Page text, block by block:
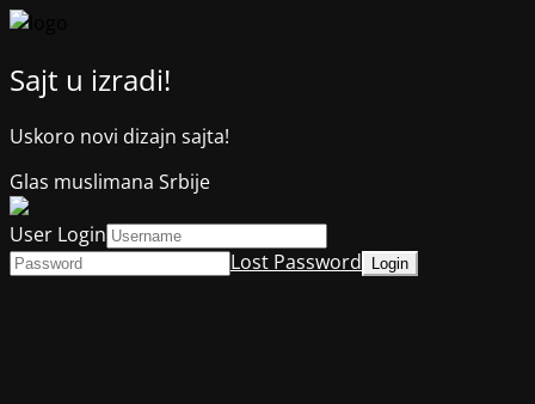
Sajt u izradi!
Uskoro novi dizajn sajta!
Glas muslimana Srbije
User Login
Lost Password